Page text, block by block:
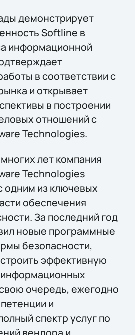
демонстрирует
Softline в
информационной
в соответствии с
и открывает
в построении
отношений с
Technologies.
лет компания
Technologies
одним из ключевых
обеспечения
За последний год
новые программные
безопасности,
эффективную
очередь, ежегодно
и
спектр услуг по